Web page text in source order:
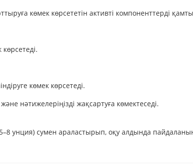
көмек көрсететін активті компоненттерді
көмек көрсетеді.
нәтижелеріңізді жақсартуға көмектеседі.
унция) сумен араластырып, оқу алдында